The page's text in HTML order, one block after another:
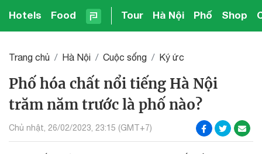
Hotels Food Tour Hà Nội Phố Shop
Trang chủ Hà Nội Cuộc sống Ký ức
Phố hóa chất nổi tiếng Hà Nội
trăm năm trước là phố nào?
Chủ nhật, 26/02/2023, 23:15 (GMT+7)